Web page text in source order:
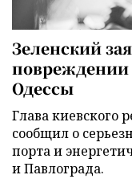
Зеленский
повреждении
Одессы
Глава киевского
сообщил о
порта и
и Павлограда.